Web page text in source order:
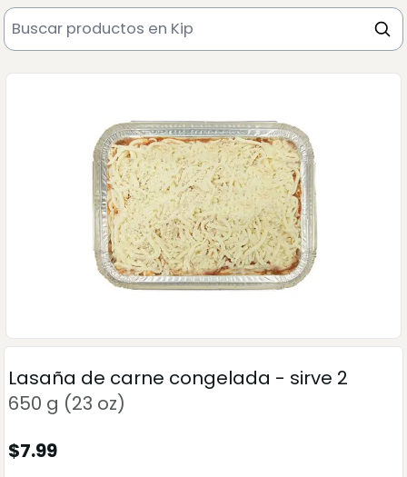
Lasaña de carne congelada - sirve 2
650 g (23 oz)
$7.99